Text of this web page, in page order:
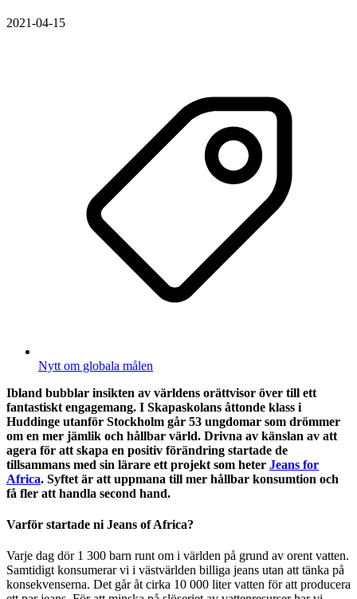
2021-04-15
Nytt om globala målen
Ibland bubblar insikten av världens orättvisor över till ett
fantastiskt engagemang. I Skapaskolans åttonde klass i
Huddinge utanför Stockholm går 53 ungdomar som drömmer
om en mer jämlik och hållbar värld. Drivna av känslan av att
agera för att skapa en positiv förändring startade de
tillsammans med sin lärare ett projekt som heter Jeans for
Africa. Syftet är att uppmana till mer hållbar konsumtion och
få fler att handla second hand.
Varför startade ni Jeans of Africa?
Varje dag dör 1 300 barn runt om i världen på grund av orent vatten.
Samtidigt konsumerar vi i västvärlden billiga jeans utan att tänka på
konsekvenserna. Det går åt cirka 10 000 liter vatten för att producera